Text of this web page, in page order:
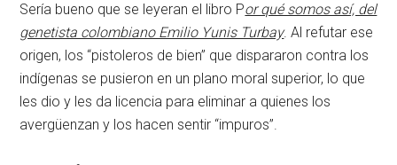
Sería bueno que se leyeran el libro Por qué somos así, del
genetista colombiano Emilio Yunis Turbay. Al refutar ese
origen, los “pistoleros de bien” que dispararon contra los
indígenas se pusieron en un plano moral superior, lo que
les dio y les da licencia para eliminar a quienes los
avergüenzan y los hacen sentir “impuros”.